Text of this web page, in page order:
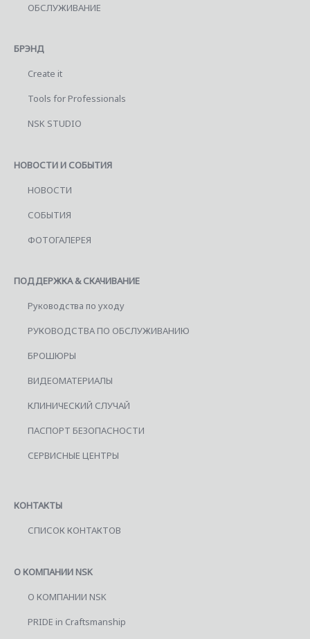
ОБСЛУЖИВАНИЕ
БРЭНД
Create it
Tools for Professionals
NSK STUDIO
НОВОСТИ И СОБЫТИЯ
НОВОСТИ
СОБЫТИЯ
ФОТОГАЛЕРЕЯ
ПОДДЕРЖКА & СКАЧИВАНИЕ
Руководства по уходу
РУКОВОДСТВА ПО ОБСЛУЖИВАНИЮ
БРОШЮРЫ
ВИДЕОМАТЕРИАЛЫ
КЛИНИЧЕСКИЙ СЛУЧАЙ
ПАСПОРТ БЕЗОПАСНОСТИ
СЕРВИСНЫЕ ЦЕНТРЫ
КОНТАКТЫ
СПИСОК КОНТАКТОВ
О КОМПАНИИ NSK
О КОМПАНИИ NSK
PRIDE in Craftsmanship